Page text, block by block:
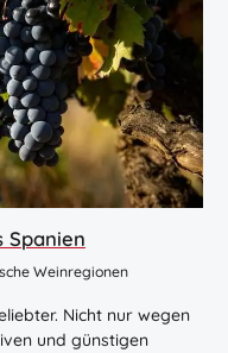
Spanien
Weinregionen
Nicht nur wegen
und günstigen